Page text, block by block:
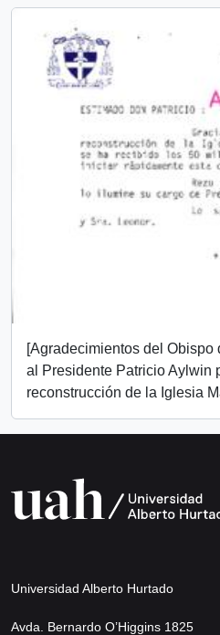
[Agradecimientos del Obispo
al Presidente Patricio Aylwin
reconstrucción de la Iglesia
Universidad Alberto Hurtado
Avda. Bernardo O’Higgins 1825